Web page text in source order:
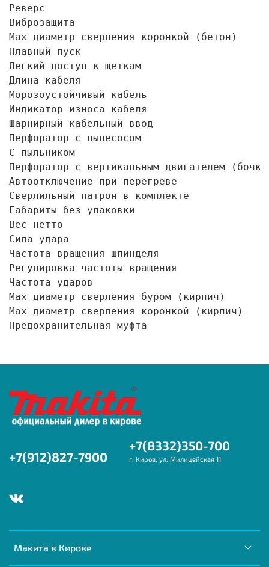
Реверс
Виброзащита
Max диаметр сверления коронкой (бетон)
Плавный пуск
Легкий доступ к щеткам
Длина кабеля
Морозоустойчивый кабель
Индикатор износа кабеля
Шарнирный кабельный ввод
Перфоратор с пылесосом
С пыльником
Перфоратор с вертикальным двигателем
Автоотключение при перегреве
Сверлильный патрон в комплекте
Габариты без упаковки                        |
Вес нетто
Сила удара
Частота вращения шпинделя
Регулировка частоты вращения
Частота ударов                               |
Max диаметр сверления буром (кирпич)
Max диаметр сверления коронкой (кирпич)
Предохранительная муфта
Макита в Кирове
+7(912)827-7900
+7(8332)350-700
г. Киров, ул. Милицейская 11